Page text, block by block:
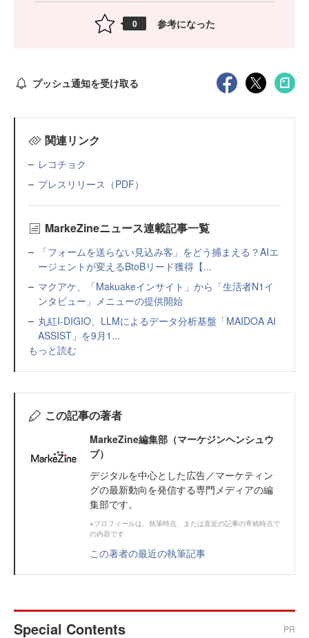
0 参考になった
プッシュ通知を受け取る
関連リンク
レコチョク
プレスリリース（PDF）
MarkeZineニュース連載記事一覧
「フォームを送らない見込み客」をどう捕まえる？AIエ
ージェントが変えるBtoBリード獲得【...
マクアケ、「Makuakeインサイト」から「生活者N1イ
ンタビュー」メニューの提供開始
丸紅I-DIGIO、LLMによるデータ分析基盤「MAIDOA AI
ASSIST」を9月1...
もっと読む
この記事の著者
MarkeZine編集部（マーケジンヘンシュウ
ブ）
デジタルを中心とした広告／マーケティン
グの最新動向を発信する専門メディアの編
集部です。
※プロフィールは、執筆時点、または直近の記事の寄稿時点で
の内容です
この著者の最近の執筆記事
Special Contents PR